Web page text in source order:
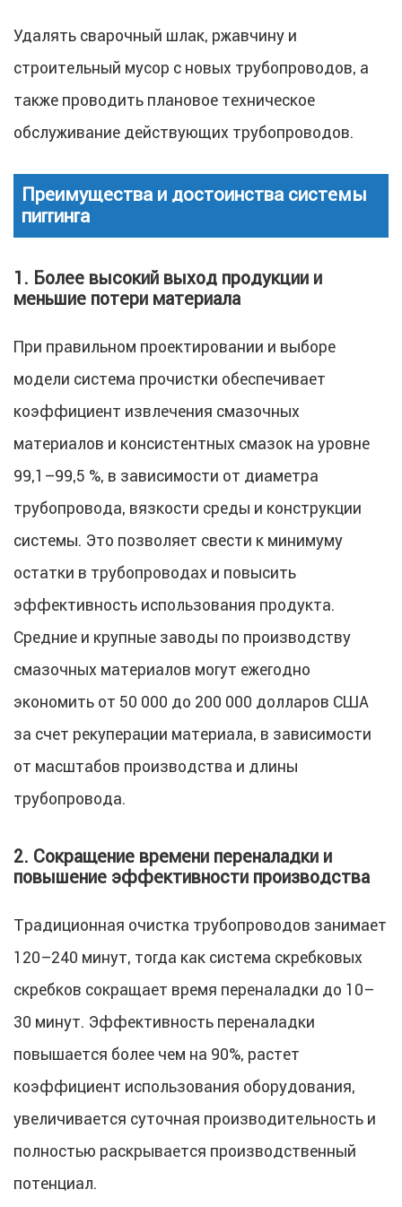
Удалять сварочный шлак, ржавчину и
строительный мусор с новых трубопроводов, а
также проводить плановое техническое
обслуживание действующих трубопроводов.
Преимущества и достоинства системы
пиггинга
1. Более высокий выход продукции и
меньшие потери материала
При правильном проектировании и выборе
модели система прочистки обеспечивает
коэффициент извлечения смазочных
материалов и консистентных смазок на уровне
99,1–99,5 %, в зависимости от диаметра
трубопровода, вязкости среды и конструкции
системы. Это позволяет свести к минимуму
остатки в трубопроводах и повысить
эффективность использования продукта.
Средние и крупные заводы по производству
смазочных материалов могут ежегодно
экономить от 50 000 до 200 000 долларов США
за счет рекуперации материала, в зависимости
от масштабов производства и длины
трубопровода.
2. Сокращение времени переналадки и
повышение эффективности производства
Традиционная очистка трубопроводов занимает
120–240 минут, тогда как система скребковых
скребков сокращает время переналадки до 10–
30 минут. Эффективность переналадки
повышается более чем на 90%, растет
коэффициент использования оборудования,
увеличивается суточная производительность и
полностью раскрывается производственный
потенциал.